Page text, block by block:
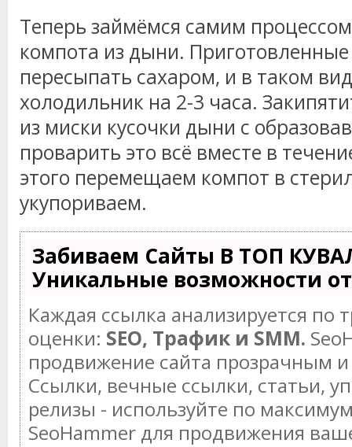
Теперь займёмся самим
компота из дыни.
пересыпать сахаром, и в таком
холодильник на 2-3 часа.
из миски кусочки дыни с
проварить это всё вместе в
этого перемещаем компот в
укупориваем.
Забиваем Сайты В ТОП
Уникальные возможности
Каждая ссылка анализируется по
оценки: SEO, Трафик и SMM.
продвижение сайта прозрачным
Ссылки, вечные ссылки, статьи,
релизы - используйте по
SeoHammer для продвижения